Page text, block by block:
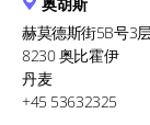
奥胡斯
赫莫德斯街5B号3
8230 奥比霍伊
丹麦
+45 53632325